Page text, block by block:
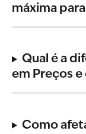
máxima
Qual é a
em Preços
Como